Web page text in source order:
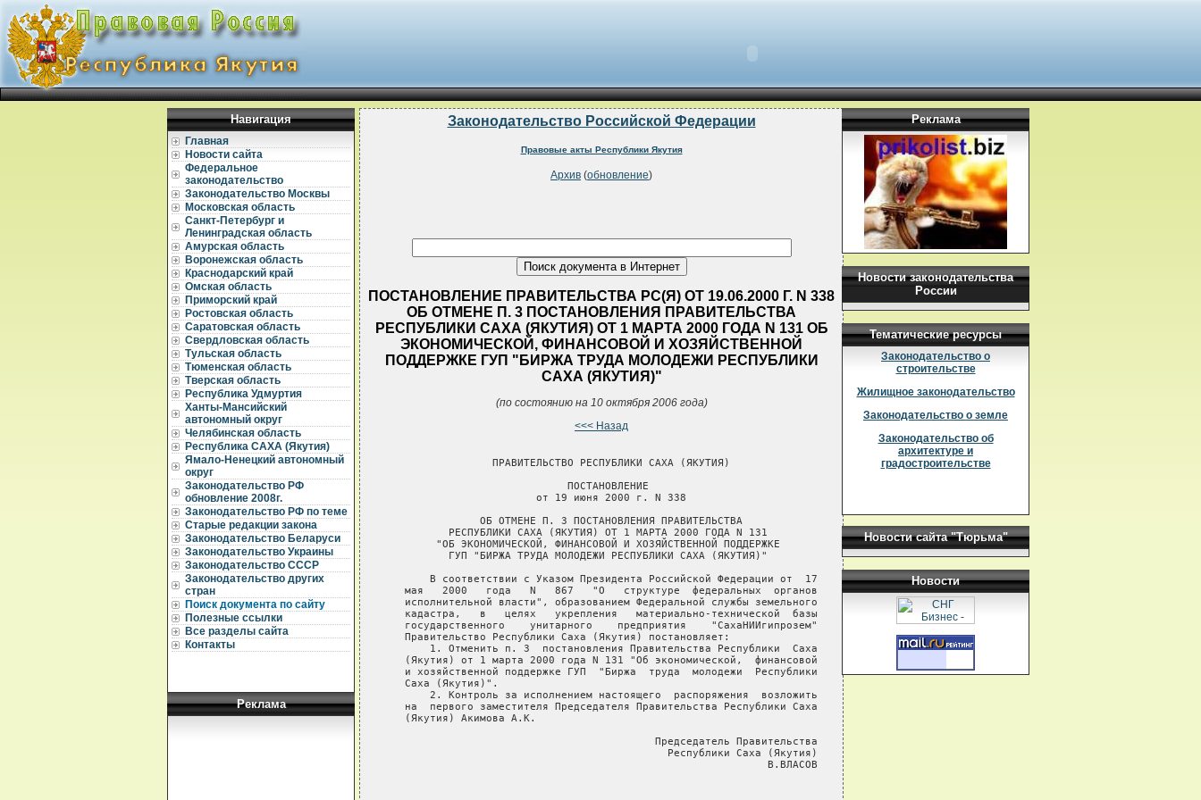
Навигация
Главная
Новости сайта
Федеральное
законодательство
Законодательство Москвы
Московская область
Санкт-Петербург и
Ленинградская область
Амурская область
Воронежская область
Краснодарский край
Омская область
Приморский край
Ростовская область
Саратовская область
Свердловская область
Тульская область
Тюменская область
Тверская область
Республика Удмуртия
Ханты-Мансийский
автономный округ
Челябинская область
Республика САХА (Якутия)
Ямало-Ненецкий автономный
округ
Законодательство РФ
обновление 2008г.
Законодательство РФ по теме
Старые редакции закона
Законодательство Беларуси
Законодательство Украины
Законодательство СССР
Законодательство других
стран
Поиск документа по сайту
Полезные ссылки
Все разделы сайта
Контакты
Реклама
Законодательство Российской Федерации
Правовые акты Республики Якутия
Архив (обновление)
ПОСТАНОВЛЕНИЕ ПРАВИТЕЛЬСТВА РС(Я) ОТ 19.06.2000 Г. N 338
ОБ ОТМЕНЕ П. 3 ПОСТАНОВЛЕНИЯ ПРАВИТЕЛЬСТВА
РЕСПУБЛИКИ САХА (ЯКУТИЯ) ОТ 1 МАРТА 2000 ГОДА N 131 ОБ
ЭКОНОМИЧЕСКОЙ, ФИНАНСОВОЙ И ХОЗЯЙСТВЕННОЙ
ПОДДЕРЖКЕ ГУП "БИРЖА ТРУДА МОЛОДЕЖИ РЕСПУБЛИКИ
САХА (ЯКУТИЯ)"
(по состоянию на 10 октября 2006 года)
<<< Назад
                 ПРАВИТЕЛЬСТВО РЕСПУБЛИКИ САХА (ЯКУТИЯ)
                             ПОСТАНОВЛЕНИЕ
                        от 19 июня 2000 г. N 338
               ОБ ОТМЕНЕ П. 3 ПОСТАНОВЛЕНИЯ ПРАВИТЕЛЬСТВА
          РЕСПУБЛИКИ САХА (ЯКУТИЯ) ОТ 1 МАРТА 2000 ГОДА N 131
        "ОБ ЭКОНОМИЧЕСКОЙ, ФИНАНСОВОЙ И ХОЗЯЙСТВЕННОЙ ПОДДЕРЖКЕ
          ГУП "БИРЖА ТРУДА МОЛОДЕЖИ РЕСПУБЛИКИ САХА (ЯКУТИЯ)"
       В соответствии с Указом Президента Российской Федерации от  17
   мая   2000   года   N   867   "О   структуре  федеральных  органов
   исполнительной власти", образованием Федеральной службы земельного
   кадастра,   в   целях   укрепления   материально-технической  базы
   государственного    унитарного    предприятия    "СахаНИИгипрозем"
   Правительство Республики Саха (Якутия) постановляет:
       1. Отменить п. 3  постановления Правительства Республики  Саха
   (Якутия) от 1 марта 2000 года N 131 "Об экономической,  финансовой
   и хозяйственной поддержке ГУП  "Биржа  труда  молодежи  Республики
   Саха (Якутия)".
       2. Контроль за исполнением настоящего  распоряжения  возложить
   на  первого заместителя Председателя Правительства Республики Саха
   (Якутия) Акимова А.К.
                                           Председатель Правительства
                                             Республики Саха (Якутия)
                                                             В.ВЛАСОВ
Реклама
Новости законодательства
России
Тематические ресурсы
Законодательство о
строительстве
Жилищное законодательство
Законодательство о земле
Законодательство об
архитектуре и
градостроительстве
Новости сайта "Тюрьма"
Новости